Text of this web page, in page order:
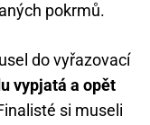
pokrmů.
do vyřazovací
vypjatá a opět
si museli